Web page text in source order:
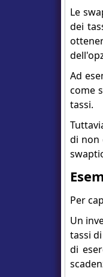
Le
dei
Ad
come
tassi.
di non
Per
Un
tassi
di